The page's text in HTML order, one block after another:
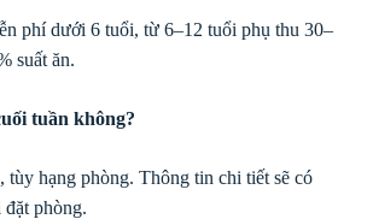
phí dưới 6 tuổi, từ 6–12 tuổi phụ thu 30–
suất ăn.
tuần không?
tùy hạng phòng. Thông tin chi tiết sẽ có
đặt phòng.